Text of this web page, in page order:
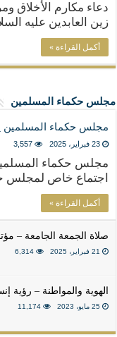
دعاء مكارم الأخلاق
زين العابدين عليه
أكمل القراءة »
مجلس حكماء المسلمين
مجلس حكماء المسلمين
23 فبراير، 2025 3,557
مجلس حكماء
اجتماع خاص لمجلس
أكمل القراءة »
صلاة الجمعة الجامعة –
21 فبراير، 2025 6,314
الهوية والمواطنة – رؤية
25 مايو، 2023 11,174